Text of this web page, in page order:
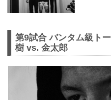
第9試合 バンタム級ト
樹 vs. 金太郎